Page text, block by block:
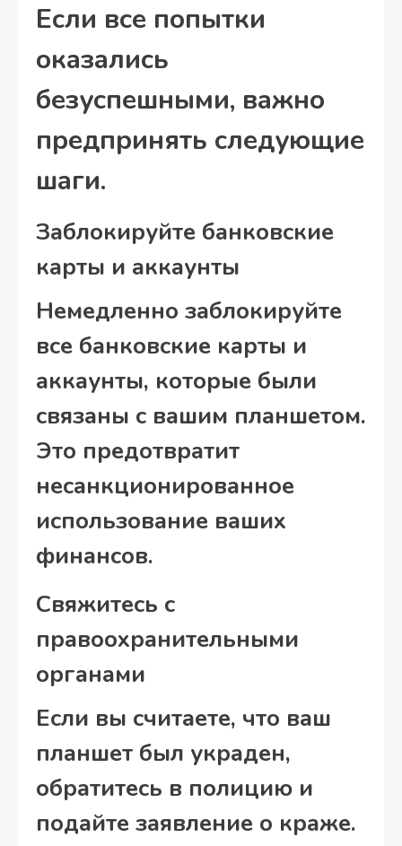
Если все попытки
оказались
безуспешными, важно
предпринять следующие
шаги.
Заблокируйте банковские
карты и аккаунты
Немедленно заблокируйте
все банковские карты и
аккаунты, которые были
связаны с вашим планшетом.
Это предотвратит
несанкционированное
использование ваших
финансов.
Свяжитесь с
правоохранительными
органами
Если вы считаете, что ваш
планшет был украден,
обратитесь в полицию и
подайте заявление о краже.